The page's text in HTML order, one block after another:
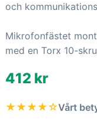
och
Mikrofonfästet
med en Torx 10-
412 kr
★★★★☆Vårt